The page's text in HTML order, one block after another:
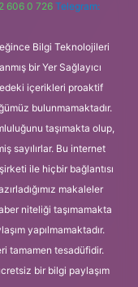
606 0 726 Telegram:
Bilgi Teknolojileri
bir Yer Sağlayıcı
içerikleri proaktif
bulunmamaktadır.
taşımakta olup,
sayılırlar. Bu internet
ile hiçbir bağlantısı
makaleler
niteliği taşımamakta
yapılmamaktadır.
tamamen tesadüfidir.
bir bilgi paylaşım